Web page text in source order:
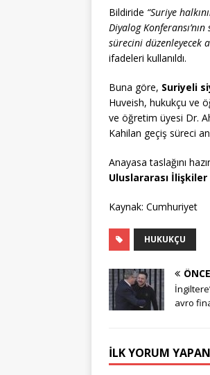
Bildiride “Suriye
Diyalog
sürecini düzenleyecek
ifadeleri kullanıldı.
Buna göre, Suriyeli
Huveish, hukukçu ve
ve öğretim üyesi Dr.
Kahilan geçiş süreci
Anayasa taslağını
Uluslararası İlişkiler
Kaynak: Cumhuriyet
HUKUKÇU
avro
İLK YORUM